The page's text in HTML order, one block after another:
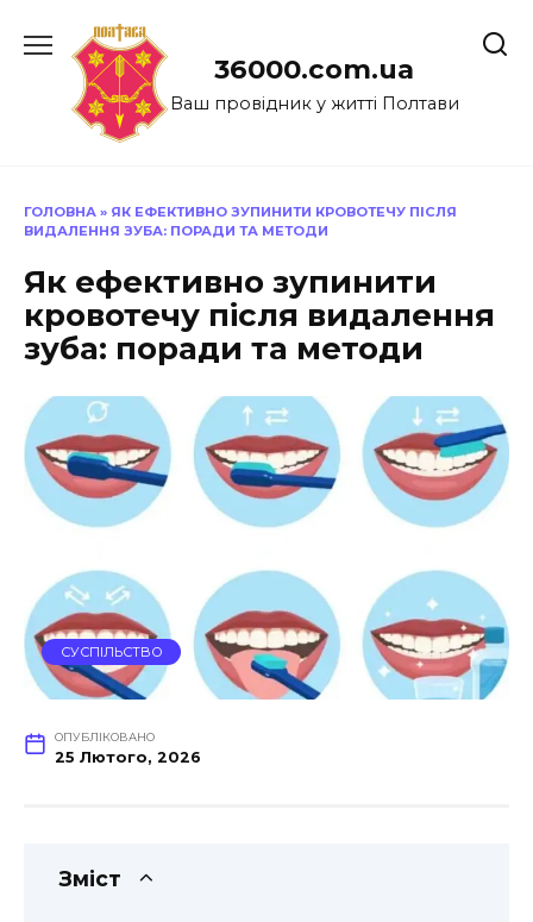
до
36000.com.ua
Ваш провідник у житті Полтави
ГОЛОВНА » ЯК ЕФЕКТИВНО ЗУПИНИТИ КРОВОТЕЧУ ПІСЛЯ
ВИДАЛЕННЯ ЗУБА: ПОРАДИ ТА МЕТОДИ
Як ефективно зупинити
кровотечу після видалення
зуба: поради та методи
СУСПІЛЬСТВО
ОПУБЛІКОВАНО
25 Лютого, 2026
Зміст